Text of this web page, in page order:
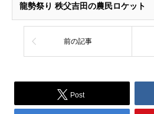
龍勢祭り 秩父吉田の農民ロケット
前の記事
Post